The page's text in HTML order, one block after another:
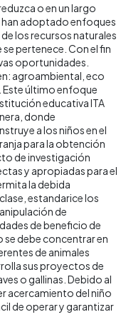
o en un largo
han adoptado enfoques
los recursos naturales
pertenece. Con el fin
oportunidades.
agroambiental, eco
último enfoque
educativa ITA
donde
a los niños en el
para la obtención
de investigación
y apropiadas para el
la debida
estandarice los
de
de beneficio de
se debe concentrar en
de animales
sus proyectos de
o gallinas. Debido al
acercamiento del niño
de operar y garantizar